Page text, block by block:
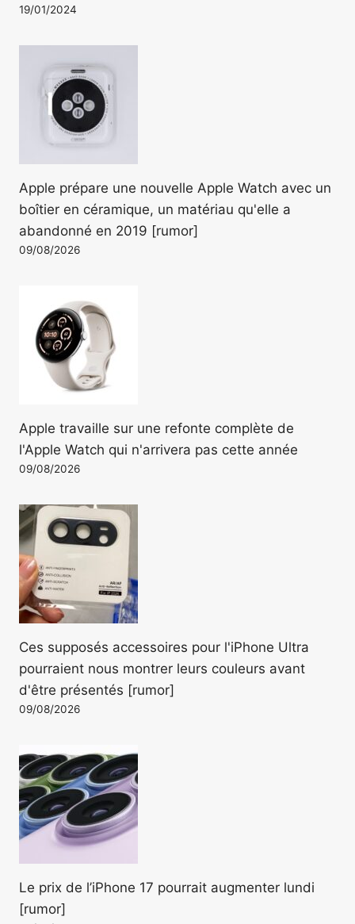
19/01/2024
Apple prépare une nouvelle Apple Watch avec un
boîtier en céramique, un matériau qu'elle a
abandonné en 2019 [rumor]
09/08/2026
Apple travaille sur une refonte complète de
l'Apple Watch qui n'arrivera pas cette année
09/08/2026
Ces supposés accessoires pour l'iPhone Ultra
pourraient nous montrer leurs couleurs avant
d'être présentés [rumor]
09/08/2026
Le prix de l’iPhone 17 pourrait augmenter lundi
[rumor]